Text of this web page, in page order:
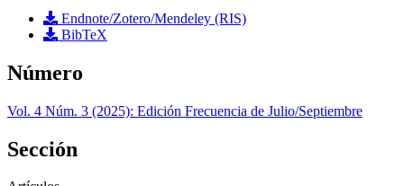
Endnote/Zotero/Mendeley (RIS)
BibTeX
Número
Vol. 4 Núm. 3 (2025): Edición Frecuencia de Julio/Septiembre
Sección